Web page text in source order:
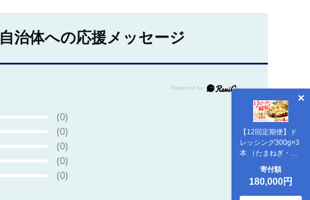
【12回定期便】ド
レッシング300g×3
本 （たまねぎ・人
ルタルソース
300g【ビタミン・
スタンド】
寄付額
180,000円
自治体への応援メッセージ
(0)
(0)
(0)
(0)
(0)